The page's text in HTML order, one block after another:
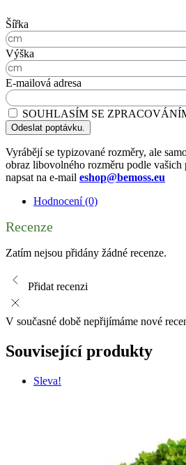
Šířka
Výška
E-mailová adresa
SOUHLASÍM SE
Odeslat poptávku.
Vyrábějí se typizované rozměry, ale
obraz libovolného rozměru podle vašich
napsat na e-mail eshop@bemoss.eu
Hodnocení (0)
Recenze
Zatím nejsou přidány žádné recenze.
Přidat recenzi
V současné době nepřijímáme nové
Související produkty
Sleva!